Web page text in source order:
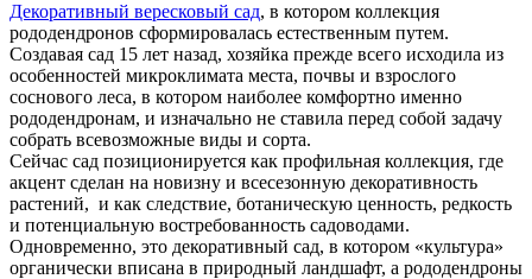
Декоративный вересковый сад, в котором коллекция
рододендронов сформировалась естественным путем.
Создавая сад 15 лет назад, хозяйка прежде всего исходила из
особенностей микроклимата места, почвы и взрослого
соснового леса, в котором наиболее комфортно именно
рододендронам, и изначально не ставила перед собой задачу
собрать всевозможные виды и сорта.
Сейчас сад позиционируется как профильная коллекция, где
акцент сделан на новизну и всесезонную декоративность
растений, и как следствие, ботаническую ценность, редкость
и потенциальную востребованность садоводами.
Одновременно, это декоративный сад, в котором «культура»
органически вписана в природный ландшафт, а рододендроны